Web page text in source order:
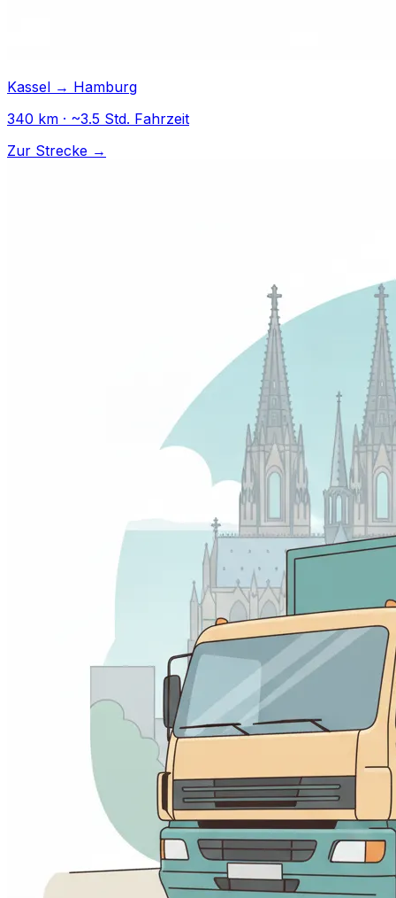
Kassel → Hamburg
340 km · ~3.5 Std. Fahrzeit
Zur Strecke →